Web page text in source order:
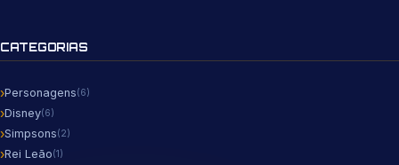
CATEGORIAS
Personagens(6)
Disney(6)
Simpsons(2)
Rei Leão(1)